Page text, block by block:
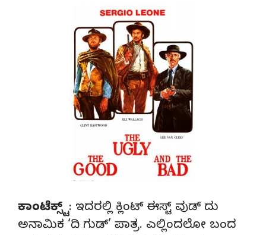
ಕಾಂಟೆಕ್ಸ್ಟ್: ಇದರಲ್ಲಿ ಕ್ಲಿಂಟ್ ಈಸ್ಟ್ ವುಡ್ ದು
ಅನಾಮಿಕ ‘ದಿ ಗುಡ್’ ಪಾತ್ರ. ಎಲ್ಲಿಂದಲೋ ಬಂದ